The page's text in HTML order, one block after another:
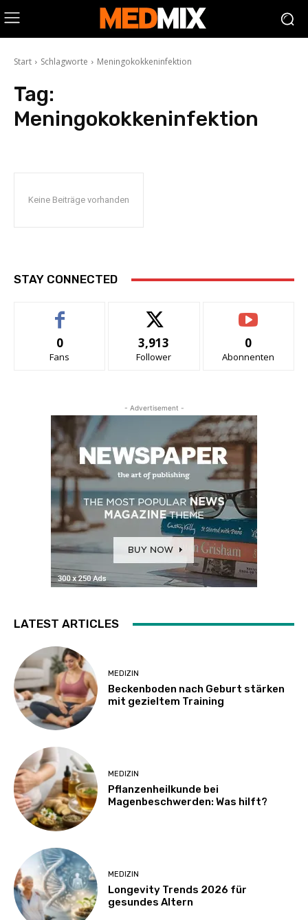
Start Schlagworte Meningokokkeninfektion
Tag:
Meningokokkeninfektion
Keine Beiträge vorhanden
STAY CONNECTED
0
Fans
3,913
Follower
0
Abonnenten
- Advertisement -
LATEST ARTICLES
MEDIZIN
Beckenboden nach Geburt stärken
mit gezieltem Training
MEDIZIN
Pflanzenheilkunde bei
Magenbeschwerden: Was hilft?
MEDIZIN
Longevity Trends 2026 für
gesundes Altern